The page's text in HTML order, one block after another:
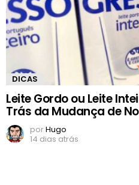
DICAS
Leite Gordo ou Leite
Trás da Mudança de
porHugo
14 dias atrás